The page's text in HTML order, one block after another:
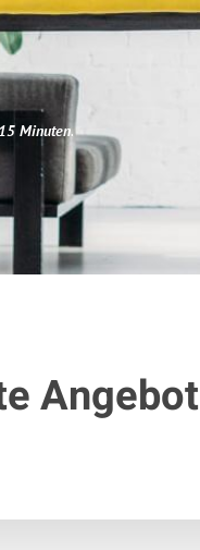
Minuten.
Angebot